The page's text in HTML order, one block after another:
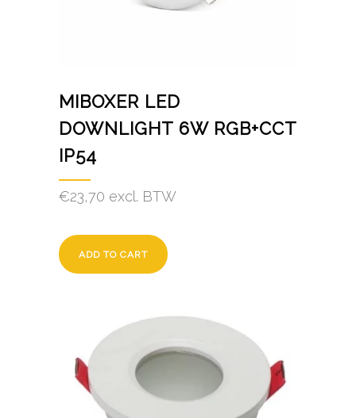
MIBOXER LED
DOWNLIGHT 6W RGB+CCT
IP54
€23,70 excl. BTW
ADD TO CART